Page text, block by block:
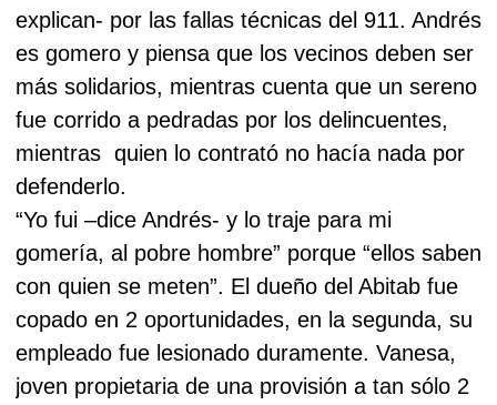
explican- por las fallas técnicas del 911. Andrés
es gomero y piensa que los vecinos deben ser
más solidarios, mientras cuenta que un sereno
fue corrido a pedradas por los delincuentes,
mientras quien lo contrató no hacía nada por
defenderlo.
“Yo fui –dice Andrés- y lo traje para mi
gomería, al pobre hombre” porque “ellos saben
con quien se meten”. El dueño del Abitab fue
copado en 2 oportunidades, en la segunda, su
empleado fue lesionado duramente. Vanesa,
joven propietaria de una provisión a tan sólo 2